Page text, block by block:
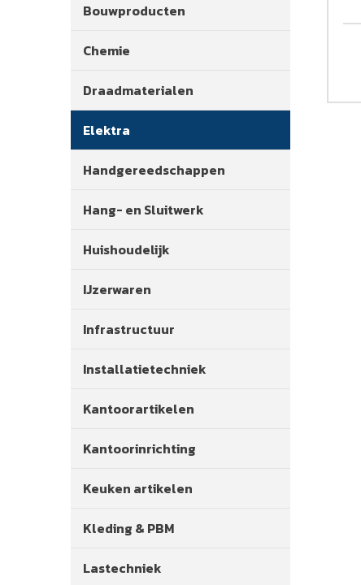
Bouwproducten
Chemie
Draadmaterialen
Elektra
Handgereedschappen
Hang- en Sluitwerk
Huishoudelijk
IJzerwaren
Infrastructuur
Installatietechniek
Kantoorartikelen
Kantoorinrichting
Keuken artikelen
Kleding & PBM
Lastechniek